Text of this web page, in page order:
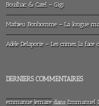
Bouilhac & Catel – Gigi
Mathieu Bonhomme – La longue
Adèle Delaporte – Les crimes, la face
DERNIERS COMMENTAIRES
emmanue lemairedans Emmanuel